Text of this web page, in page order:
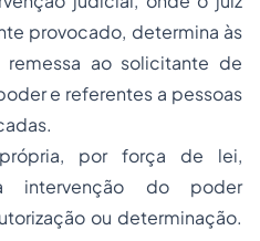
provocado, determina às
remessa ao solicitante de
e referentes a pessoas
, por força de lei,
intervenção do poder
ou determinação.